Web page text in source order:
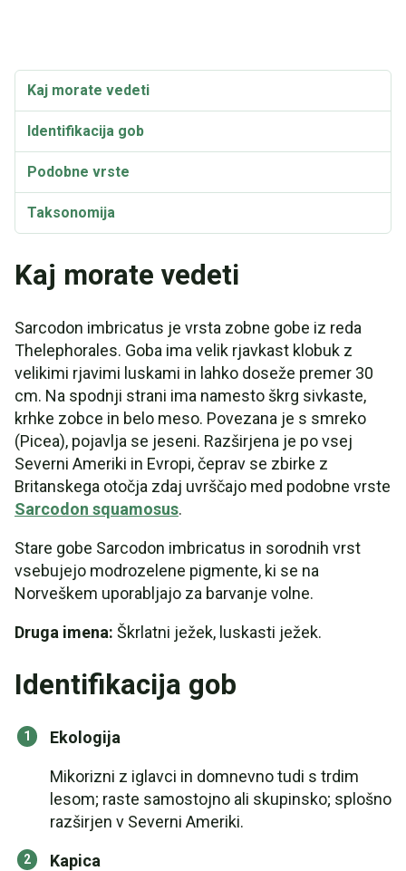
Kaj morate vedeti
Identifikacija gob
Podobne vrste
Taksonomija
Kaj morate vedeti
Sarcodon imbricatus je vrsta zobne gobe iz reda
Thelephorales. Goba ima velik rjavkast klobuk z
velikimi rjavimi luskami in lahko doseže premer 30
cm. Na spodnji strani ima namesto škrg sivkaste,
krhke zobce in belo meso. Povezana je s smreko
(Picea), pojavlja se jeseni. Razširjena je po vsej
Severni Ameriki in Evropi, čeprav se zbirke z
Britanskega otočja zdaj uvrščajo med podobne vrste
Sarcodon squamosus.
Stare gobe Sarcodon imbricatus in sorodnih vrst
vsebujejo modrozelene pigmente, ki se na
Norveškem uporabljajo za barvanje volne.
Druga imena: Škrlatni ježek, luskasti ježek.
Identifikacija gob
Ekologija
Mikorizni z iglavci in domnevno tudi s trdim
lesom; raste samostojno ali skupinsko; splošno
razširjen v Severni Ameriki.
Kapica